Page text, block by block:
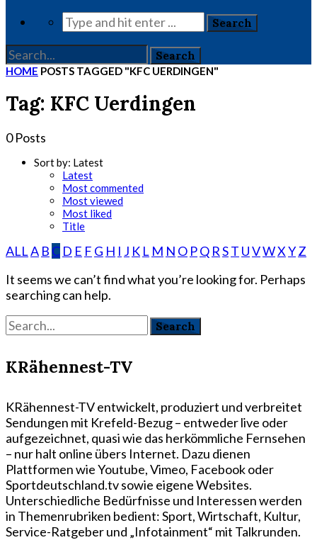
HOME POSTS TAGGED "KFC UERDINGEN"
Tag: KFC Uerdingen
0 Posts
Sort by: Latest
Latest
Most commented
Most viewed
Most liked
Title
ALLA B C D E F G H I J K L M N O PQ RST UVWXYZ
It seems we can’t find what you’re looking for. Perhaps
searching can help.
KRähennest-TV
KRähennest-TV entwickelt, produziert und verbreitet
Sendungen mit Krefeld-Bezug – entweder live oder
aufgezeichnet, quasi wie das herkömmliche Fernsehen
– nur halt online übers Internet. Dazu dienen
Plattformen wie Youtube, Vimeo, Facebook oder
Sportdeutschland.tv sowie eigene Websites.
Unterschiedliche Bedürfnisse und Interessen werden
in Themenrubriken bedient: Sport, Wirtschaft, Kultur,
Service-Ratgeber und „Infotainment“ mit Talkrunden.